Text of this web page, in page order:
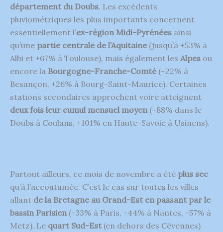
département du Doubs. Les excédents
pluviométriques les plus importants concernent
essentiellement l’ex-région Midi-Pyrénées ainsi
qu’une partie centrale de l’Aquitaine (jusqu’à +53% à
Albi et +67% à Toulouse), mais également les Alpes ou
encore la Bourgogne-Franche-Comté (+22% à
Besançon, +26% à Bourg-Saint-Maurice). Certaines
stations secondaires approchent voire atteignent
deux fois leur cumul mensuel moyen (+88% dans le
Doubs à Coulans, +101% en Haute-Savoie à Usinens).
Partout ailleurs, ce mois de novembre a été plus sec
qu’à l’accoutumée. C’est le cas sur toutes les villes
allant de la Bretagne au Grand-Est en passant par le
bassin Parisien(-33% à Paris, -44% à Nantes, -57% à
Metz). Le quart Sud-Est (en dehors des Cévennes)